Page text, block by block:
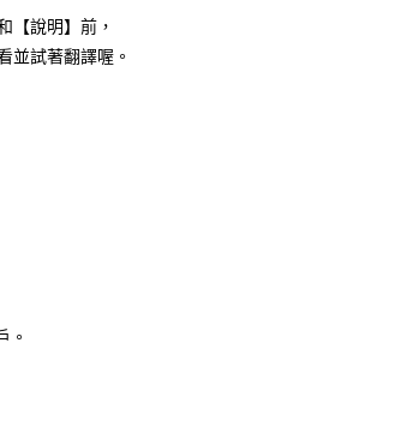
【說明】前，
並試著翻譯喔。
。